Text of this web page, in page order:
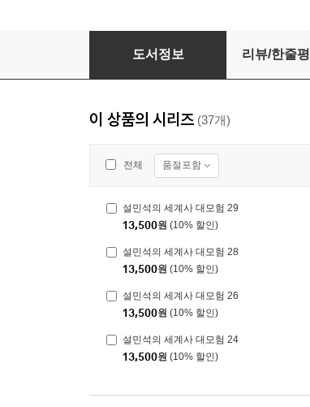
설민석의 세계사 대모험 4
도서정보 리뷰/한줄평
이 상품의 시리즈 (37개)
전체 품절포함
설민석의 세계사 대모험 29
13,500원 (10% 할인)
설민석의 세계사 대모험 28
13,500원 (10% 할인)
설민석의 세계사 대모험 26
13,500원 (10% 할인)
설민석의 세계사 대모험 24
13,500원 (10% 할인)